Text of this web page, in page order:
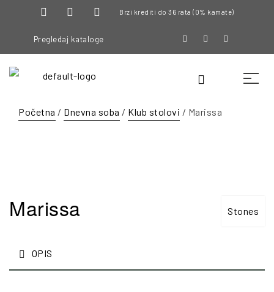
Brzi krediti do 36 rata (0% kamate)
Pregledaj kataloge
Početna / Dnevna soba / Klub stolovi / Marissa
Stones
Marissa
OPIS